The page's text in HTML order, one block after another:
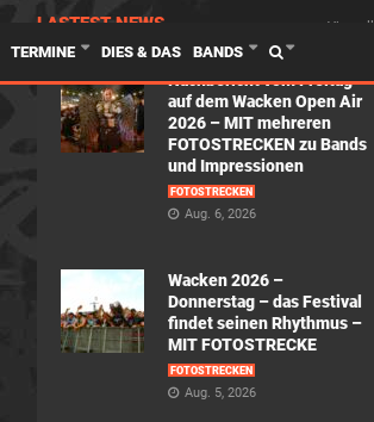
TERMINE DIES & DAS BANDS
LASTEST NEWS View all
Nachbericht vom Freitag
auf dem Wacken Open Air
2026 – MIT mehreren
FOTOSTRECKEN zu Bands
und Impressionen
FOTOSTRECKEN
Aug. 6, 2026
Wacken 2026 –
Donnerstag – das Festival
findet seinen Rhythmus –
MIT FOTOSTRECKE
FOTOSTRECKEN
Aug. 5, 2026